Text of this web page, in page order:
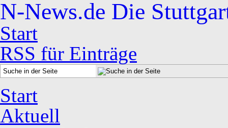
N-News.de Die
Start
RSS für Einträge
Start
Aktuell